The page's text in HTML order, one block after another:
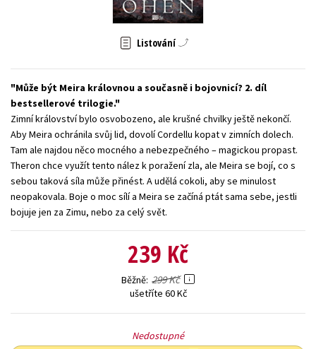
Zahraniční literatura
Všechny tituly
Listování
Může být Meira královnou a současně i bojovnicí? 2. díl
bestsellerové trilogie.
Zimní království bylo osvobozeno, ale krušné chvilky ještě nekončí.
Aby Meira ochránila svůj lid, dovolí Cordellu kopat v zimních dolech.
Tam ale najdou něco mocného a nebezpečného – magickou propast.
Theron chce využít tento nález k poražení zla, ale Meira se bojí, co s
sebou taková síla může přinést. A udělá cokoli, aby se minulost
neopakovala. Boje o moc sílí a Meira se začíná ptát sama sebe, jestli
bojuje jen za Zimu, nebo za celý svět.
239 Kč
Běžně 299 Kč
ušetříte 60 Kč
Nedostupné